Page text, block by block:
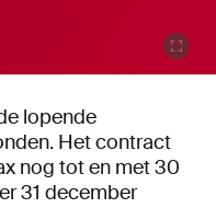
lopende
Het contract
nog tot en met 30
31 december